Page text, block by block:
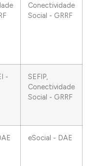
Conectividade
Social - GRRF
-
SEFIP,
Conectividade
Social - GRRF
eSocial - DAE